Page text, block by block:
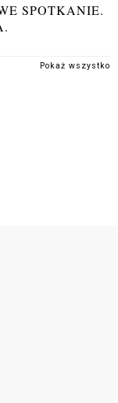
SPOTKANIE.
Pokaż wszystko